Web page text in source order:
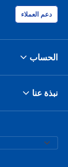
دعم العملاء
الحساب
نبذة عنا